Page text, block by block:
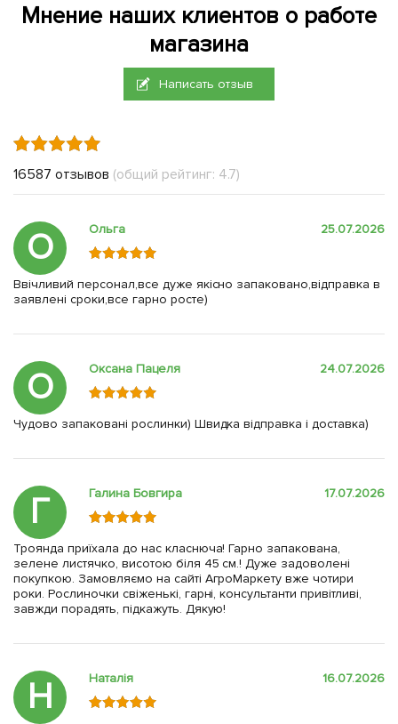
Мнение наших клиентов о работе
магазина
Написать отзыв
16587 отзывов (общий рейтинг: 4.7)
О Ольга 25.07.2026
Ввічливий персонал,все дуже якісно запаковано,відправка в
заявлені сроки,все гарно росте)
О Оксана Пацеля 24.07.2026
Чудово запаковані рослинки) Швидка відправка і доставка)
Г Галина Бовгира 17.07.2026
Троянда приїхала до нас класнюча! Гарно запакована,
зелене листячко, висотою біля 45 см.! Дуже задоволені
покупкою. Замовляємо на сайті АгроМаркету вже чотири
роки. Рослиночки свіженькі, гарні, консультанти привітливі,
завжди порадять, підкажуть. Дякую!
Н Наталія 16.07.2026